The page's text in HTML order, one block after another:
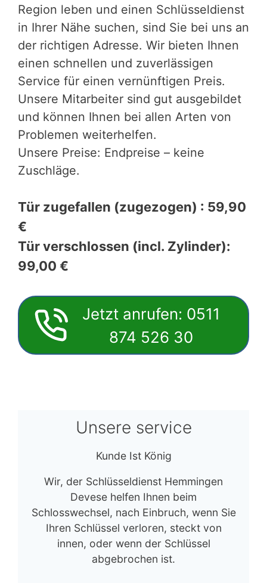
Region leben und einen Schlüsseldienst
in Ihrer Nähe suchen, sind Sie bei uns an
der richtigen Adresse. Wir bieten Ihnen
einen schnellen und zuverlässigen
Service für einen vernünftigen Preis.
Unsere Mitarbeiter sind gut ausgebildet
und können Ihnen bei allen Arten von
Problemen weiterhelfen.
Unsere Preise: Endpreise – keine
Zuschläge.
Tür zugefallen (zugezogen) : 59,90
€
Tür verschlossen (incl. Zylinder):
99,00 €
Jetzt anrufen: 0511
874 526 30
Unsere service
Kunde Ist König
Wir, der Schlüsseldienst Hemmingen
Devese helfen Ihnen beim
Schlosswechsel, nach Einbruch, wenn Sie
Ihren Schlüssel verloren, steckt von
innen, oder wenn der Schlüssel
abgebrochen ist.